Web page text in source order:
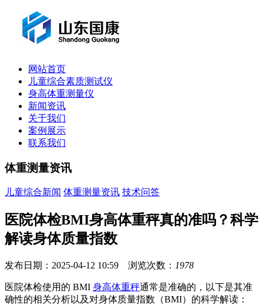
网站首页
儿童综合素质测试仪
身高体重测量仪
新闻资讯
关于我们
案例展示
联系我们
体重测量资讯
儿童综合新闻 体重测量资讯 技术问答
医院体检BMI身高体重秤真的准吗？科学
解读身体质量指数
发布日期：2025-04-12 10:59 浏览次数： 1978
医院体检使用的 BMI 身高体重秤通常是准确的，以下是其准
确性的相关分析以及对身体质量指数（BMI）的科学解读：